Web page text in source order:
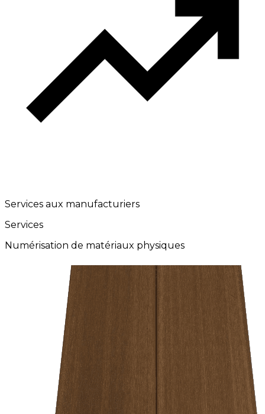
Services aux manufacturiers
Services
Numérisation de matériaux physiques